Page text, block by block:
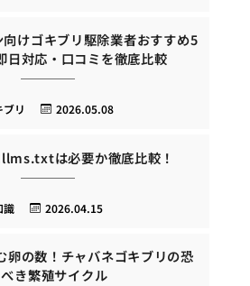
けゴキブリ駆除業者おすすめ5
日対応・口コミを徹底比較
2026.05.08
ブリ
は必要か徹底比較！
2026.04.15
識
卵の数！チャバネゴキブリの恐
き繁殖サイクル